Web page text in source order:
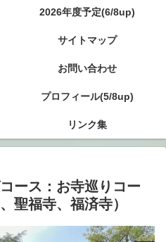
2026年度予定(6/8up)
サイトマップ
お問い合わせ
プロフィール(5/8up)
リンク集
ース：お寺巡りコー
聖福寺、福済寺）